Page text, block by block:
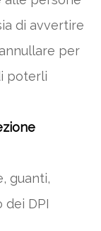
di avvertire
per
poterli
guanti,
DPI